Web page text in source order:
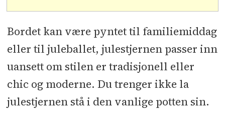
Bordet kan være pyntet til familiemiddag
eller til juleballet, julestjernen passer inn
uansett om stilen er tradisjonell eller
chic og moderne. Du trenger ikke la
julestjernen stå i den vanlige potten sin.